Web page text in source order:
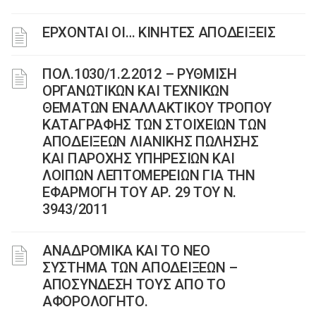
EΡΧΟΝΤΑΙ ΟΙ… ΚΙΝΗΤΕΣ ΑΠΟΔΕΙΞΕΙΣ
ΠΟΛ.1030/1.2.2012 – ΡΥΘΜΙΣΗ
ΟΡΓΑΝΩΤΙΚΩΝ ΚΑΙ ΤΕΧΝΙΚΩΝ
ΘΕΜΑΤΩΝ ΕΝΑΛΛΑΚΤΙΚΟΥ ΤΡΟΠΟΥ
ΚΑΤΑΓΡΑΦΗΣ ΤΩΝ ΣΤΟΙΧΕΙΩΝ ΤΩΝ
ΑΠΟΔΕΙΞΕΩΝ ΛΙΑΝΙΚΗΣ ΠΩΛΗΣΗΣ
ΚΑΙ ΠΑΡΟΧΗΣ ΥΠΗΡΕΣΙΩΝ ΚΑΙ
ΛΟΙΠΩΝ ΛΕΠΤΟΜΕΡΕΙΩΝ ΓΙΑ ΤΗΝ
ΕΦΑΡΜΟΓΗ ΤΟΥ ΑΡ. 29 ΤΟΥ Ν.
3943/2011
ΑΝΑΔΡΟΜΙΚΑ ΚΑΙ ΤΟ ΝΕΟ
ΣΥΣΤΗΜΑ ΤΩΝ ΑΠΟΔΕΙΞΕΩΝ –
ΑΠΟΣΥΝΔΕΣΗ ΤΟΥΣ ΑΠΟ ΤΟ
ΑΦΟΡΟΛΟΓΗΤΟ.